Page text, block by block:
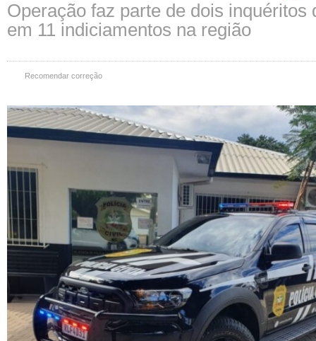
Operação faz parte de dois inquéritos
em 11 indiciamentos na região
Recomendar correção